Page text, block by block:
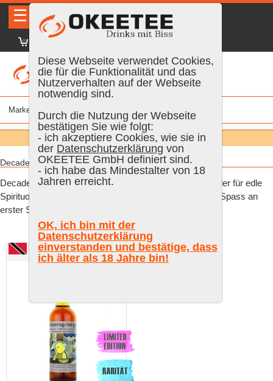
☰ DE EN | Anmelden
Marke % vol. Farbe Inhalt
Suchen: Alle
Decadent Drinks WHISKY, COGNAC AND MORE....:
Decadent Drinks, unabhängiger Abfüller und Einzelhändler für edle
Spirituosen und andere Getränke, bei dem Qualität und Spass an
erster Stelle stehen.
Decadent Drinks, Caroni 24 Years Old 1998 Rum
Sponge Edition No.16
Diese Webseite verwendet Cookies,
die für die Funktionalität und das
Nutzerverhalten auf der Webseite
notwendig sind.
Durch die Nutzung der Webseite
bestätigen Sie wie folgt:
- ich akzeptiere Cookies, wie sie in
der Datenschutzerklärung von
OKEETEE GmbH definiert sind.
- ich habe das Mindestalter von 18
Jahren erreicht.
OK, ich bin mit der
Datenschutzerklärung
einverstanden und bestätige, dass
ich älter als 18 Jahre bin!